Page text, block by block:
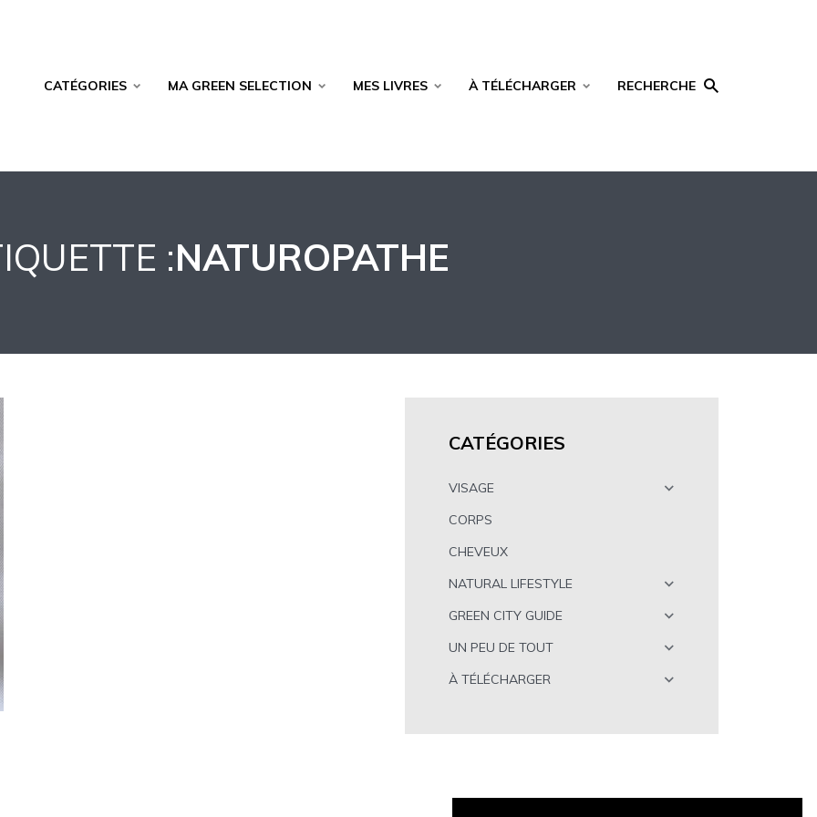
CATÉGORIES MA GREEN SELECTION MES LIVRES À TÉLÉCHARGER RECHERCHE
:NATUROPATHE
CATÉGORIES
VISAGE
CORPS
CHEVEUX
NATURAL LIFESTYLE
GREEN CITY GUIDE
UN PEU DE TOUT
À TÉLÉCHARGER